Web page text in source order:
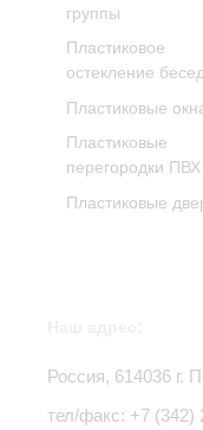
группы
Пластиковое
остекление
Пластиковые
Пластиковые
перегородки ПВХ
Пластиковые
Россия, 614036 г.
тел/факс: +7 (342)